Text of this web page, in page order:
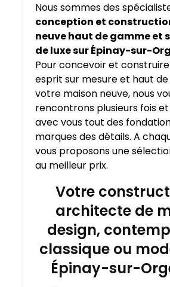
Nous sommes des
conception et
neuve haut de gamme et
de luxe sur Épinay-sur-
Pour concevoir et
esprit sur mesure et haut
votre maison neuve, nous
rencontrons plusieurs fois
avec vous tout des
marques des détails. A
vous proposons une
au meilleur prix.
Votre
architecte de
design,
classique ou
Épinay-sur-